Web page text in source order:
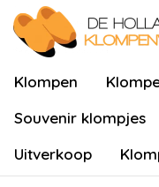
Klompen
Souvenir klompjes
Uitverkoop